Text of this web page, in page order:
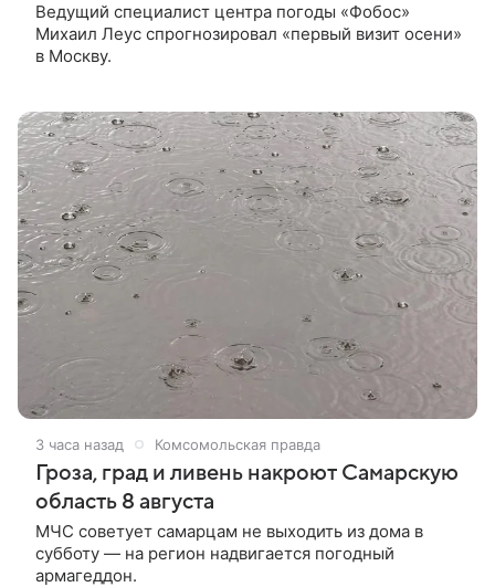
Ведущий специалист центра погоды «Фобос»
Михаил Леус спрогнозировал «первый визит осени»
в Москву.
3 часа назад Комсомольская правда
Гроза, град и ливень накроют Самарскую
область 8 августа
МЧС советует самарцам не выходить из дома в
субботу — на регион надвигается погодный
армагеддон.